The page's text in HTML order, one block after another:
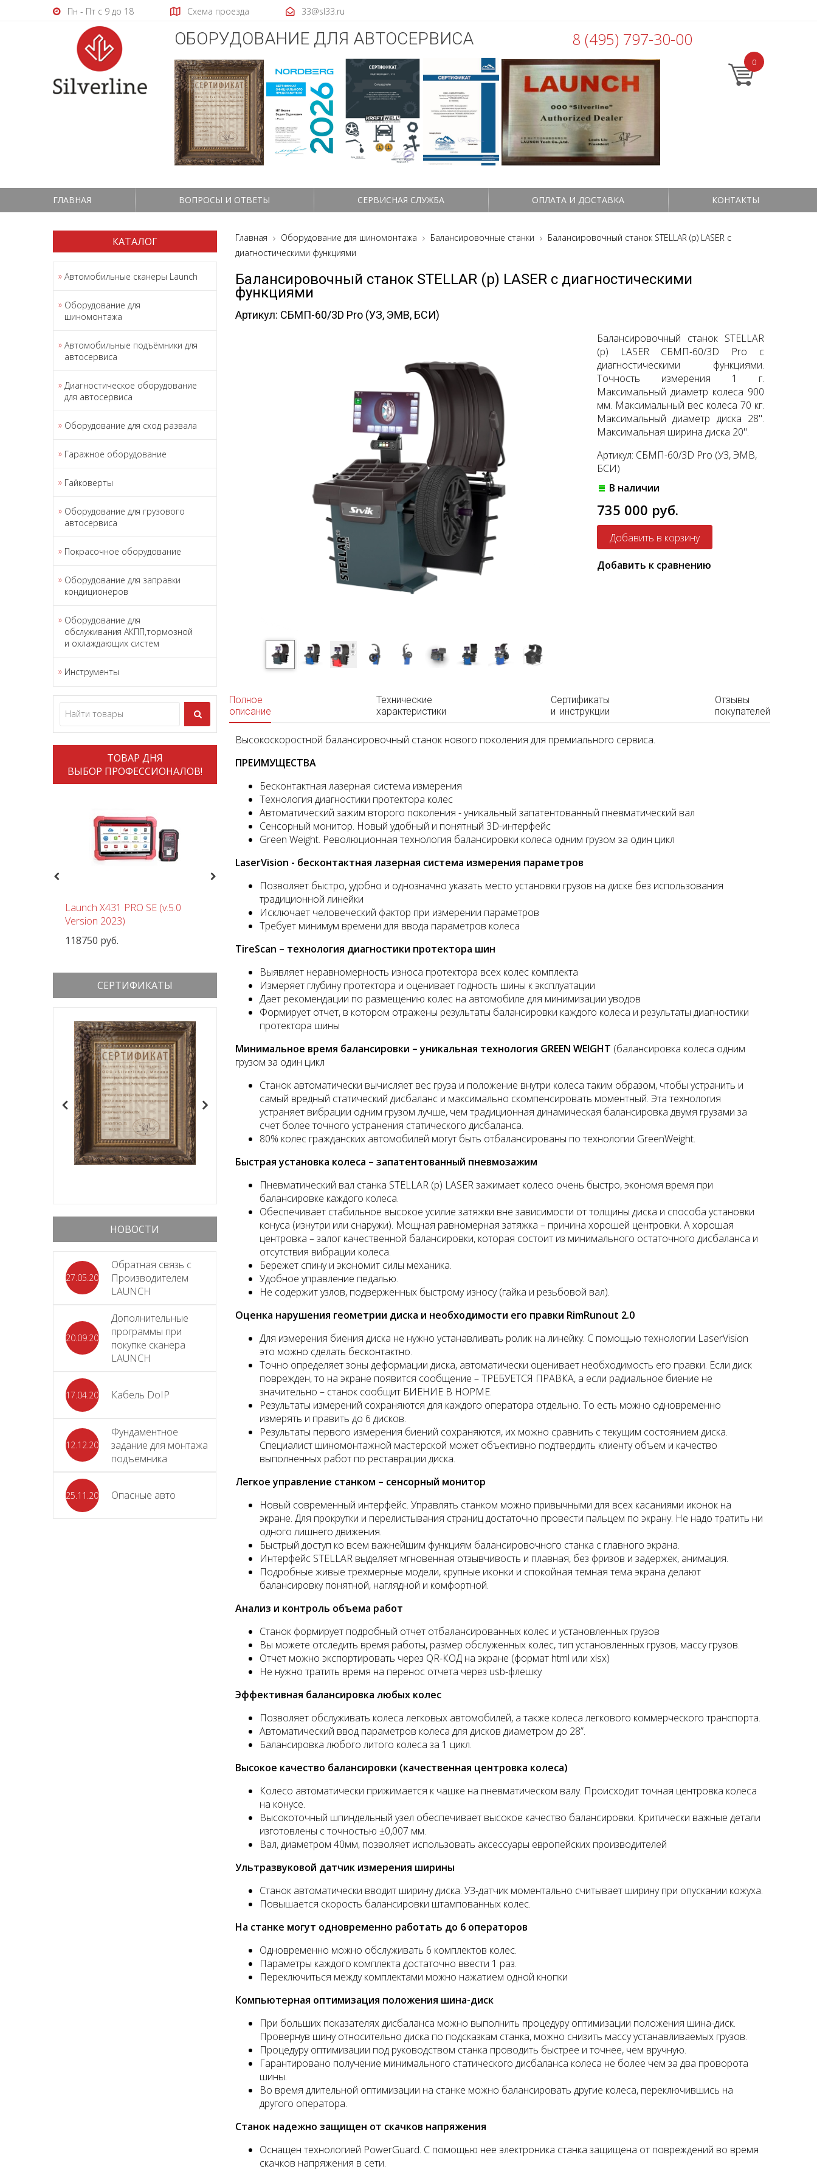
Пн - Пт с 9 до 18 Схема проезда 33@sl33.ru
0
ОБОРУДОВАНИЕ ДЛЯ АВТОСЕРВИСА 8 (495) 797-30-00
ГЛАВНАЯ ВОПРОСЫ И ОТВЕТЫ СЕРВИСНАЯ СЛУЖБА ОПЛАТА И ДОСТАВКА КОНТАКТЫ
КАТАЛОГ
Автомобильные сканеры Launch
Оборудование для
шиномонтажа
Автомобильные подъёмники для
автосервиса
Диагностическое оборудование
для автосервиса
Оборудование для сход развала
Гаражное оборудование
Гайковерты
Оборудование для грузового
автосервиса
Покрасочное оборудование
Оборудование для заправки
кондиционеров
Оборудование для
обслуживания АКПП,тормозной
и охлаждающих систем
Инструменты
ТОВАР ДНЯ
ВЫБОР ПРОФЕССИОНАЛОВ!
Previous
Launch X431 PRO SE (v.5.0
Version 2023)
118750 руб.
Шиномонтажный комплект
Nordberg
Диагностический
мультимарочный сканер
Launch Pilot Scan
35055 руб.
Next
СЕРТИФИКАТЫ
НОВОСТИ
27.05.2026
Обратная связь с
Производителем
LAUNCH
20.09.2025
Дополнительные
программы при
покупке сканера
LAUNCH
17.04.2024 Кабель DoIP
12.12.2023
Фундаментное
задание для монтажа
подъемника
25.11.2023 Опасные авто
Главная Оборудование для шиномонтажа Балансировочные станки
Балансировочный станок STELLAR (p) LASER с
диагностическими функциями
Балансировочный станок STELLAR (p) LASER с диагностическими
функциями
Артикул: СБМП-60/3D Pro (УЗ, ЭМВ, БСИ)
Балансировочный станок STELLAR
(p) LASER СБМП-60/3D Pro с
диагностическими функциями.
Точность измерения 1 г.
Максимальный диаметр колеса 900
мм. Максимальный вес колеса 70 кг.
Максимальный диаметр диска 28".
Максимальная ширина диска 20".
Артикул: СБМП-60/3D Pro (УЗ, ЭМВ,
БСИ)
В наличии
735 000 руб.
Добавить к сравнению
Полное
описание
Технические
характеристики
Сертификаты
и инструкции
Отзывы
покупателей
Высокоскоростной балансировочный станок нового поколения для премиального сервиса.
ПРЕИМУЩЕСТВА
Бесконтактная лазерная система измерения
Технология диагностики протектора колес
Автоматический зажим второго поколения - уникальный запатентованный пневматический вал
Сенсорный монитор. Новый удобный и понятный 3D-интерфейс
Green Weight. Революционная технология балансировки колеса одним грузом за один цикл
LaserVision - бесконтактная лазерная система измерения параметров
Позволяет быстро, удобно и однозначно указать место установки грузов на диске без использования
традиционной линейки
Исключает человеческий фактор при измерении параметров
Требует минимум времени для ввода параметров колеса
TireScan – технология диагностики протектора шин
Выявляет неравномерность износа протектора всех колес комплекта
Измеряет глубину протектора и оценивает годность шины к эксплуатации
Дает рекомендации по размещению колес на автомобиле для минимизации уводов
Формирует отчет, в котором отражены результаты балансировки каждого колеса и результаты диагностики
протектора шины
Минимальное время балансировки – уникальная технология GREEN WEIGHT (балансировка колеса одним
грузом за один цикл
Станок автоматически вычисляет вес груза и положение внутри колеса таким образом, чтобы устранить и
самый вредный статический дисбаланс и максимально скомпенсировать моментный. Эта технология
устраняет вибрации одним грузом лучше, чем традиционная динамическая балансировка двумя грузами за
счет более точного устранения статического дисбаланса.
80% колес гражданских автомобилей могут быть отбалансированы по технологии GreenWeight.
Быстрая установка колеса – запатентованный пневмозажим
Пневматический вал станка STELLAR (p) LASER зажимает колесо очень быстро, экономя время при
балансировке каждого колеса.
Обеспечивает стабильное высокое усилие затяжки вне зависимости от толщины диска и способа установки
конуса (изнутри или снаружи). Мощная равномерная затяжка – причина хорошей центровки. А хорошая
центровка – залог качественной балансировки, которая состоит из минимального остаточного дисбаланса и
отсутствия вибрации колеса.
Бережет спину и экономит силы механика.
Удобное управление педалью.
Не содержит узлов, подверженных быстрому износу (гайка и резьбовой вал).
Оценка нарушения геометрии диска и необходимости его правки RimRunout 2.0
Для измерения биения диска не нужно устанавливать ролик на линейку. С помощью технологии LaserVision
это можно сделать бесконтактно.
Точно определяет зоны деформации диска, автоматически оценивает необходимость его правки. Если диск
поврежден, то на экране появится сообщение – ТРЕБУЕТСЯ ПРАВКА, а если радиальное биение не
значительно – станок сообщит БИЕНИЕ В НОРМЕ.
Результаты измерений сохраняются для каждого оператора отдельно. То есть можно одновременно
измерять и править до 6 дисков.
Результаты первого измерения биений сохраняются, их можно сравнить с текущим состоянием диска.
Специалист шиномонтажной мастерской может объективно подтвердить клиенту объем и качество
выполненных работ по реставрации диска.
Легкое управление станком – сенсорный монитор
Новый современный интерфейс. Управлять станком можно привычными для всех касаниями иконок на
экране. Для прокрутки и перелистывания страниц достаточно провести пальцем по экрану. Не надо тратить ни
одного лишнего движения.
Быстрый доступ ко всем важнейшим функциям балансировочного станка с главного экрана.
Интерфейс STELLAR выделяет мгновенная отзывчивость и плавная, без фризов и задержек, анимация.
Подробные живые трехмерные модели, крупные иконки и спокойная темная тема экрана делают
балансировку понятной, наглядной и комфортной.
Анализ и контроль объема работ
Станок формирует подробный отчет отбалансированных колес и установленных грузов
Вы можете отследить время работы, размер обслуженных колес, тип установленных грузов, массу грузов.
Отчет можно экспортировать через QR-КОД на экране (формат html или xlsx)
Не нужно тратить время на перенос отчета через usb-флешку
Эффективная балансировка любых колес
Позволяет обслуживать колеса легковых автомобилей, а также колеса легкового коммерческого транспорта.
Автоматический ввод параметров колеса для дисков диаметром до 28”.
Балансировка любого литого колеса за 1 цикл.
Высокое качество балансировки (качественная центровка колеса)
Колесо автоматически прижимается к чашке на пневматическом валу. Происходит точная центровка колеса
на конусе.
Высокоточный шпиндельный узел обеспечивает высокое качество балансировки. Критически важные детали
изготовлены с точностью ±0,007 мм.
Вал, диаметром 40мм, позволяет использовать аксессуары европейских производителей
Ультразвуковой датчик измерения ширины
Станок автоматически вводит ширину диска. УЗ-датчик моментально считывает ширину при опускании кожуха.
Повышается скорость балансировки штампованных колес.
На станке могут одновременно работать до 6 операторов
Одновременно можно обслуживать 6 комплектов колес.
Параметры каждого комплекта достаточно ввести 1 раз.
Переключиться между комплектами можно нажатием одной кнопки
Компьютерная оптимизация положения шина-диск
При больших показателях дисбаланса можно выполнить процедуру оптимизации положения шина-диск.
Провернув шину относительно диска по подсказкам станка, можно снизить массу устанавливаемых грузов.
Процедуру оптимизации под руководством станка проводить быстрее и точнее, чем вручную.
Гарантировано получение минимального статического дисбаланса колеса не более чем за два проворота
шины.
Во время длительной оптимизации на станке можно балансировать другие колеса, переключившись на
другого оператора.
Станок надежно защищен от скачков напряжения
Оснащен технологией PowerGuard. С помощью нее электроника станка защищена от повреждений во время
скачков напряжения в сети.